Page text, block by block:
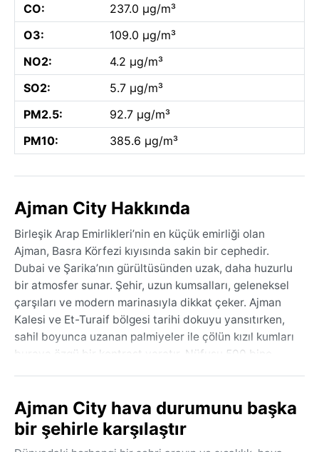
CO:
237.0 µg/m³
O3:
109.0 µg/m³
NO2:
4.2 µg/m³
SO2:
5.7 µg/m³
PM2.5:
92.7 µg/m³
PM10:
385.6 µg/m³
Ajman City Hakkında
Birleşik Arap Emirlikleri’nin en küçük emirliği olan
Ajman, Basra Körfezi kıyısında sakin bir cephedir.
Dubai ve Şarika’nın gürültüsünden uzak, daha huzurlu
bir atmosfer sunar. Şehir, uzun kumsalları, geleneksel
çarşıları ve modern marinasıyla dikkat çeker. Ajman
Kalesi ve Et-Turaif bölgesi tarihi dokuyu yansıtırken,
sahil boyunca uzanan palmiyeler ile çölün kızıl kumları
buraya özgü bir kontrast yaratır. Nüfusu 500 bine
Ajman, Koppen iklim sınıflandırmasına göre BWh, yani
sıcak çöl iklimine sahiptir. Yazlar (haziran–eylül)
dayanılmaz derecede sıcak ve nemlidir; sıcaklıklar
Ajman City hava durumunu başka
bir şehirle karşılaştır